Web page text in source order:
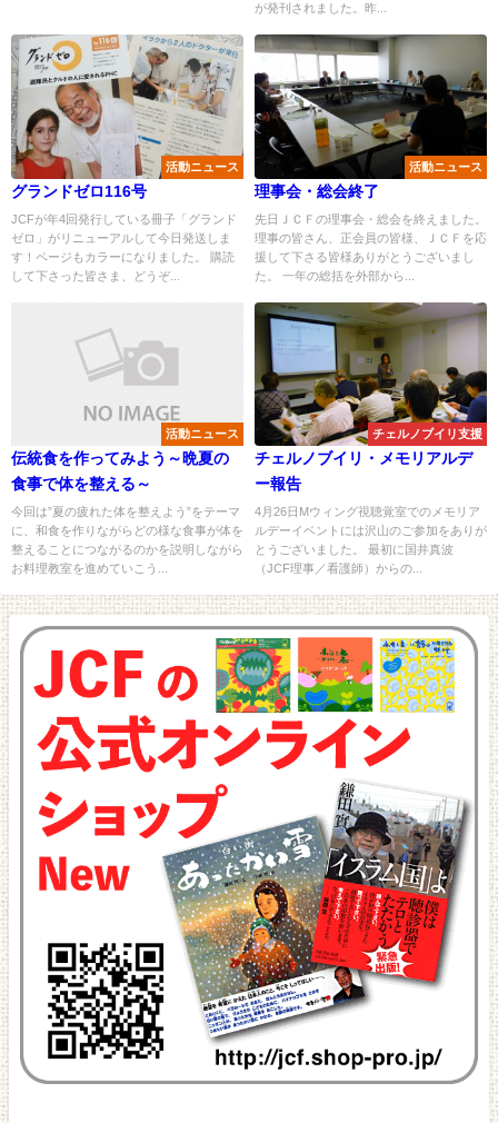
が発刊されました。昨...
活動ニュース
グランドゼロ116号
JCFが年4回発行している冊子「グランド
ゼロ」がリニューアルして今日発送しま
す！ページもカラーになりました。 購読
して下さった皆さま、どうぞ...
活動ニュース
理事会・総会終了
先日ＪＣＦの理事会・総会を終えました。
理事の皆さん、正会員の皆様、ＪＣＦを応
援して下さる皆様ありがとうございまし
た。 一年の総括を外部から...
活動ニュース
伝統食を作ってみよう～晩夏の
食事で体を整える～
今回は”夏の疲れた体を整えよう”をテーマ
に、和食を作りながらどの様な食事が体を
整えることにつながるのかを説明しながら
お料理教室を進めていこう...
チェルノブイリ支援
チェルノブイリ・メモリアルデ
ー報告
4月26日Mウィング視聴覚室でのメモリア
ルデーイベントには沢山のご参加をありが
とうございました。 最初に国井真波
（JCF理事／看護師）からの...